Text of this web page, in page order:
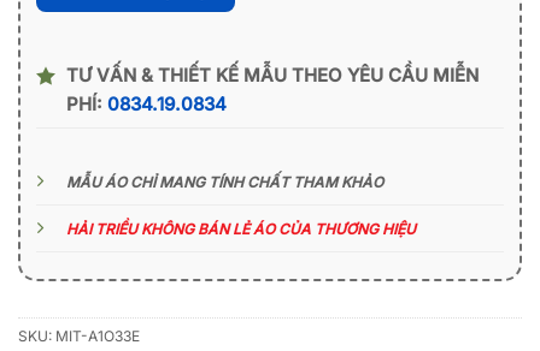
TƯ VẤN & THIẾT KẾ MẪU THEO YÊU CẦU MIỄN
PHÍ: 0834.19.0834
MẪU ÁO CHỈ MANG TÍNH CHẤT THAM KHẢO
HẢI TRIỀU KHÔNG BÁN LẺ ÁO CỦA THƯƠNG HIỆU
SKU: MIT-A1O33E